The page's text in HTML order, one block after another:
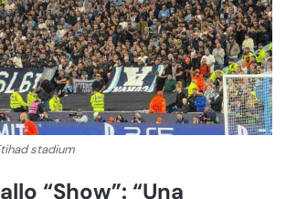
stadium
“Show”: “Una